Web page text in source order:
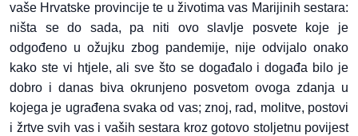
vaše Hrvatske provincije te u životima vas Marijinih sestara:
ništa se do sada, pa niti ovo slavlje posvete koje je
odgođeno u ožujku zbog pandemije, nije odvijalo onako
kako ste vi htjele, ali sve što se događalo i događa bilo je
dobro i danas biva okrunjeno posvetom ovoga zdanja u
kojega je ugrađena svaka od vas; znoj, rad, molitve, postovi
i žrtve svih vas i vaših sestara kroz gotovo stoljetnu povijest